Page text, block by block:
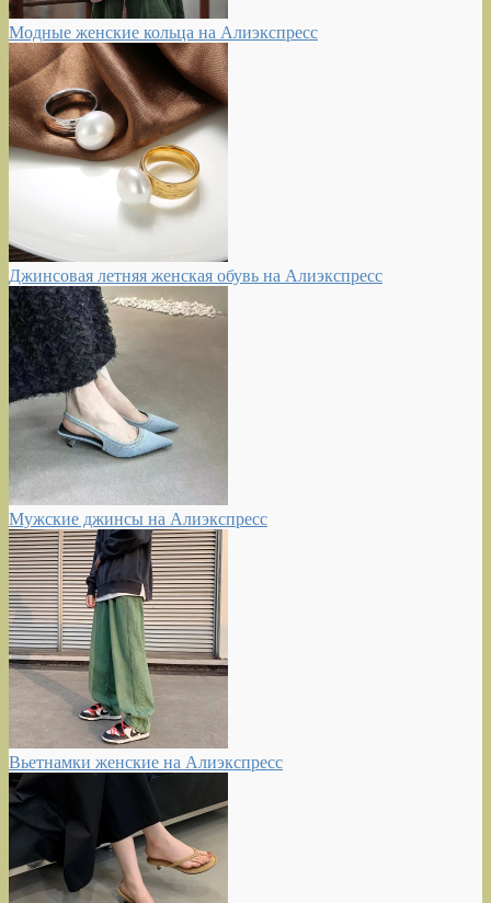
Модные женские кольца на Алиэкспресс
Джинсовая летняя женская обувь на Алиэкспресс
Мужские джинсы на Алиэкспресс
Вьетнамки женские на Алиэкспресс